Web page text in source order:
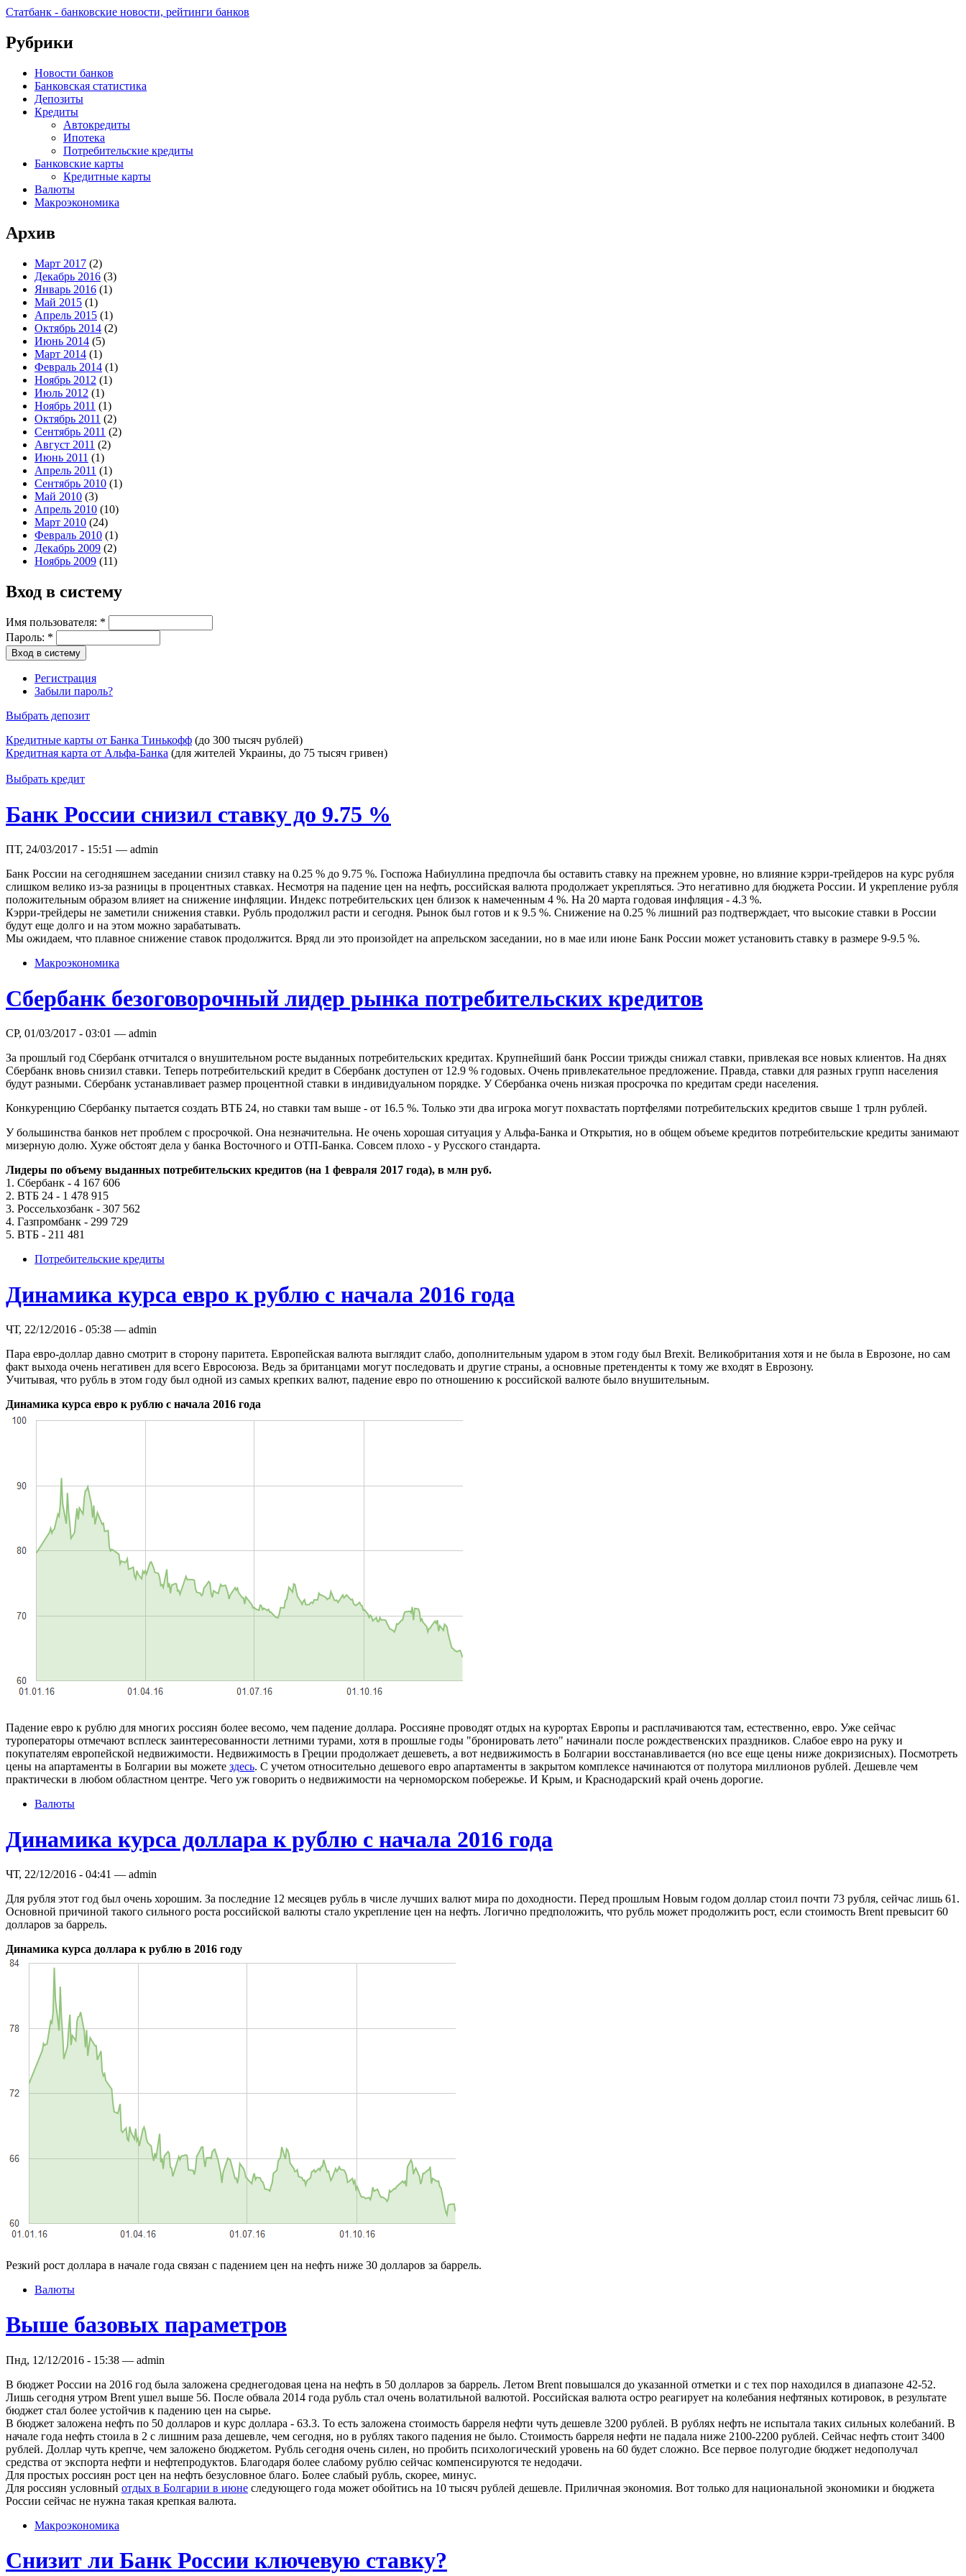
Статбанк - банковские новости, рейтинги банков
Рубрики
Новости банков
Банковская статистика
Депозиты
Кредиты
Автокредиты
Ипотека
Потребительские кредиты
Банковские карты
Кредитные карты
Валюты
Макроэкономика
Архив
Март 2017 (2)
Декабрь 2016 (3)
Январь 2016 (1)
Май 2015 (1)
Апрель 2015 (1)
Октябрь 2014 (2)
Июнь 2014 (5)
Март 2014 (1)
Февраль 2014 (1)
Ноябрь 2012 (1)
Июль 2012 (1)
Ноябрь 2011 (1)
Октябрь 2011 (2)
Сентябрь 2011 (2)
Август 2011 (2)
Июнь 2011 (1)
Апрель 2011 (1)
Сентябрь 2010 (1)
Май 2010 (3)
Апрель 2010 (10)
Март 2010 (24)
Февраль 2010 (1)
Декабрь 2009 (2)
Ноябрь 2009 (11)
Вход в систему
Имя пользователя: *
Пароль: *
Регистрация
Забыли пароль?
Выбрать депозит
Кредитные карты от Банка Тинькофф (до 300 тысяч рублей)
Кредитная карта от Альфа-Банка (для жителей Украины, до 75 тысяч гривен)
Выбрать кредит
Банк России снизил ставку до 9.75 %
ПТ, 24/03/2017 - 15:51 — admin
Банк России на сегодняшнем заседании снизил ставку на 0.25 % до 9.75 %. Госпожа Набиуллина предпочла бы оставить ставку на прежнем уровне, но влияние кэрри-трейдеров на курс рубля
слишком велико из-за разницы в процентных ставках. Несмотря на падение цен на нефть, российская валюта продолжает укрепляться. Это негативно для бюджета России. И укрепление рубля
положительным образом влияет на снижение инфляции. Индекс потребительских цен близок к намеченным 4 %. На 20 марта годовая инфляция - 4.3 %.
Кэрри-трейдеры не заметили снижения ставки. Рубль продолжил расти и сегодня. Рынок был готов и к 9.5 %. Снижение на 0.25 % лишний раз подтверждает, что высокие ставки в России
будут еще долго и на этом можно зарабатывать.
Мы ожидаем, что плавное снижение ставок продолжится. Вряд ли это произойдет на апрельском заседании, но в мае или июне Банк России может установить ставку в размере 9-9.5 %.
Макроэкономика
Сбербанк безоговорочный лидер рынка потребительских кредитов
СР, 01/03/2017 - 03:01 — admin
За прошлый год Сбербанк отчитался о внушительном росте выданных потребительских кредитах. Крупнейший банк России трижды снижал ставки, привлекая все новых клиентов. На днях
Сбербанк вновь снизил ставки. Теперь потребительский кредит в Сбербанк доступен от 12.9 % годовых. Очень привлекательное предложение. Правда, ставки для разных групп населения
будут разными. Сбербанк устанавливает размер процентной ставки в индивидуальном порядке. У Сбербанка очень низкая просрочка по кредитам среди населения.
Конкуренцию Сбербанку пытается создать ВТБ 24, но ставки там выше - от 16.5 %. Только эти два игрока могут похвастать портфелями потребительских кредитов свыше 1 трлн рублей.
У большинства банков нет проблем с просрочкой. Она незначительна. Не очень хорошая ситуация у Альфа-Банка и Открытия, но в общем объеме кредитов потребительские кредиты занимают
мизерную долю. Хуже обстоят дела у банка Восточного и ОТП-Банка. Совсем плохо - у Русского стандарта.
Лидеры по объему выданных потребительских кредитов (на 1 февраля 2017 года), в млн руб.
1. Сбербанк - 4 167 606
2. ВТБ 24 - 1 478 915
3. Россельхозбанк - 307 562
4. Газпромбанк - 299 729
5. ВТБ - 211 481
Потребительские кредиты
Динамика курса евро к рублю с начала 2016 года
ЧТ, 22/12/2016 - 05:38 — admin
Пара евро-доллар давно смотрит в сторону паритета. Европейская валюта выглядит слабо, дополнительным ударом в этом году был Brexit. Великобритания хотя и не была в Еврозоне, но сам
факт выхода очень негативен для всего Евросоюза. Ведь за британцами могут последовать и другие страны, а основные претенденты к тому же входят в Еврозону.
Учитывая, что рубль в этом году был одной из самых крепких валют, падение евро по отношению к российской валюте было внушительным.
Динамика курса евро к рублю с начала 2016 года
Падение евро к рублю для многих россиян более весомо, чем падение доллара. Россияне проводят отдых на курортах Европы и расплачиваются там, естественно, евро. Уже сейчас
туроператоры отмечают всплеск заинтересованности летними турами, хотя в прошлые годы "бронировать лето" начинали после рождественских праздников. Слабое евро на руку и
покупателям европейской недвижимости. Недвижимость в Греции продолжает дешеветь, а вот недвижимость в Болгарии восстанавливается (но все еще цены ниже докризисных). Посмотреть
цены на апартаменты в Болгарии вы можете здесь. С учетом относительно дешевого евро апартаменты в закрытом комплексе начинаются от полутора миллионов рублей. Дешевле чем
практически в любом областном центре. Чего уж говорить о недвижимости на черноморском побережье. И Крым, и Краснодарский край очень дорогие.
Валюты
Динамика курса доллара к рублю с начала 2016 года
ЧТ, 22/12/2016 - 04:41 — admin
Для рубля этот год был очень хорошим. За последние 12 месяцев рубль в числе лучших валют мира по доходности. Перед прошлым Новым годом доллар стоил почти 73 рубля, сейчас лишь 61.
Основной причиной такого сильного роста российской валюты стало укрепление цен на нефть. Логично предположить, что рубль может продолжить рост, если стоимость Brent превысит 60
долларов за баррель.
Динамика курса доллара к рублю в 2016 году
Резкий рост доллара в начале года связан с падением цен на нефть ниже 30 долларов за баррель.
Валюты
Выше базовых параметров
Пнд, 12/12/2016 - 15:38 — admin
В бюджет России на 2016 год была заложена среднегодовая цена на нефть в 50 долларов за баррель. Летом Brent повышался до указанной отметки и с тех пор находился в диапазоне 42-52.
Лишь сегодня утром Brent ушел выше 56. После обвала 2014 года рубль стал очень волатильной валютой. Российская валюта остро реагирует на колебания нефтяных котировок, в результате
бюджет стал более устойчив к падению цен на сырье.
В бюджет заложена нефть по 50 долларов и курс доллара - 63.3. То есть заложена стоимость барреля нефти чуть дешевле 3200 рублей. В рублях нефть не испытала таких сильных колебаний. В
начале года нефть стоила в 2 с лишним раза дешевле, чем сегодня, но в рублях такого падения не было. Стоимость барреля нефти не падала ниже 2100-2200 рублей. Сейчас нефть стоит 3400
рублей. Доллар чуть крепче, чем заложено бюджетом. Рубль сегодня очень силен, но пробить психологический уровень на 60 будет сложно. Все первое полугодие бюджет недополучал
средства от экспорта нефти и нефтепродуктов. Благодаря более слабому рублю сейчас компенсируются те недодачи.
Для простых россиян рост цен на нефть безусловное благо. Более слабый рубль, скорее, минус.
Для россиян условный отдых в Болгарии в июне следующего года может обойтись на 10 тысяч рублей дешевле. Приличная экономия. Вот только для национальной экономики и бюджета
России сейчас не нужна такая крепкая валюта.
Макроэкономика
Снизит ли Банк России ключевую ставку?